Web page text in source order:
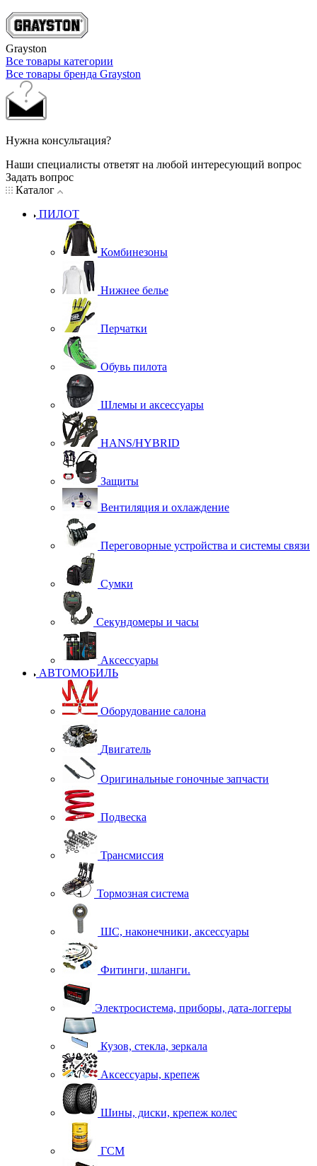
Grayston
Все товары категории
Все товары бренда Grayston
Нужна консультация?
Наши специалисты ответят на любой интересующий вопрос
Задать вопрос
Каталог
ПИЛОТ
Комбинезоны
Нижнее белье
Перчатки
Обувь пилота
Шлемы и аксессуары
HANS/HYBRID
Защиты
Вентиляция и охлаждение
Переговорные устройства и системы связи
Сумки
Секундомеры и часы
Аксессуары
АВТОМОБИЛЬ
Оборудование салона
Двигатель
Оригинальные гоночные запчасти
Подвеска
Трансмиссия
Тормозная система
ШС, наконечники, аксессуары
Фитинги, шланги.
Электросистема, приборы, дата-логгеры
Кузов, стекла, зеркала
Аксессуары, крепеж
Шины, диски, крепеж колес
ГСМ